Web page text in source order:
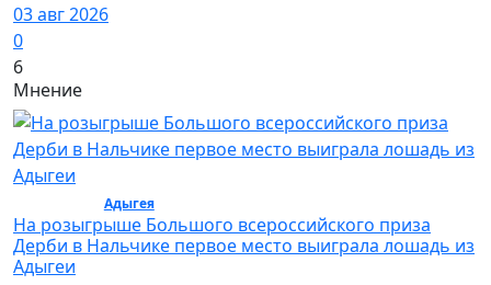
03 авг 2026
0
6
Мнение
Адыгея/ Общество
На розыгрыше Большого всероссийского приза
Дерби в Нальчике первое место выиграла лошадь из
Адыгеи